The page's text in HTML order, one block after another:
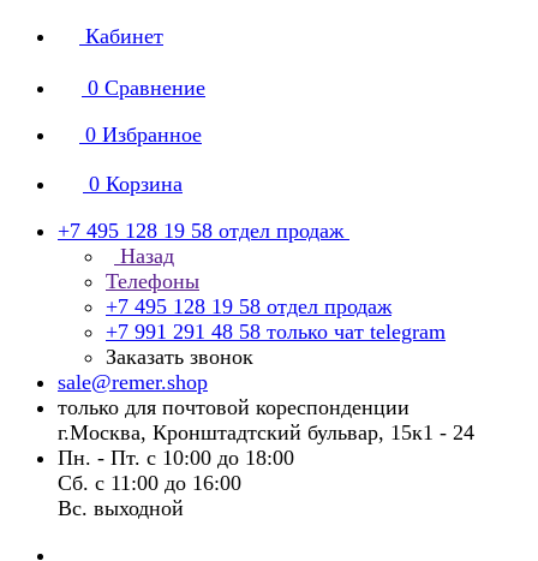
Кабинет
0 Сравнение
0 Избранное
0 Корзина
+7 495 128 19 58 отдел продаж
Назад
Телефоны
+7 495 128 19 58 отдел продаж
+7 991 291 48 58 только чат telegram
Заказать звонок
sale@remer.shop
только для почтовой кореспонденции
г.Москва, Кронштадтский бульвар, 15к1 - 24
Пн. - Пт. с 10:00 до 18:00
Сб. с 11:00 до 16:00
Вс. выходной